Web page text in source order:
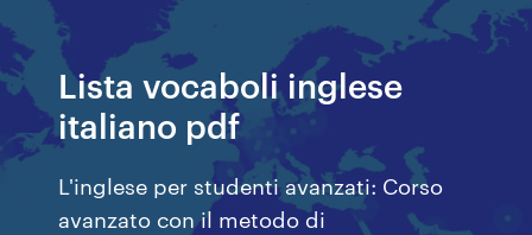
Lista vocaboli inglese
italiano pdf
L'inglese per studenti avanzati: Corso
avanzato con il metodo di